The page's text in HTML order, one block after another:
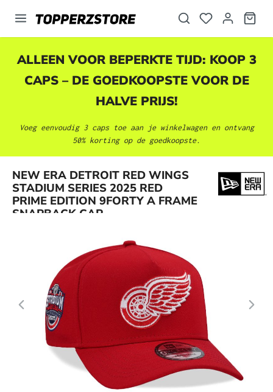
ALLEEN VOOR BEPERKTE TIJD: KOOP 3
CAPS – DE GOEDKOOPSTE VOOR DE
HALVE PRIJS!
Voeg eenvoudig 3 caps toe aan je winkelwagen en ontvang
50% korting op de goedkoopste.
NEW ERA DETROIT RED WINGS
STADIUM SERIES 2025 RED
PRIME EDITION 9FORTY A FRAME
SNAPBACK CAP
Afbeeldingengalerij overslaan